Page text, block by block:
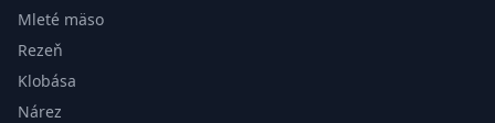
Mleté mäso
Rezeň
Klobása
Nárez